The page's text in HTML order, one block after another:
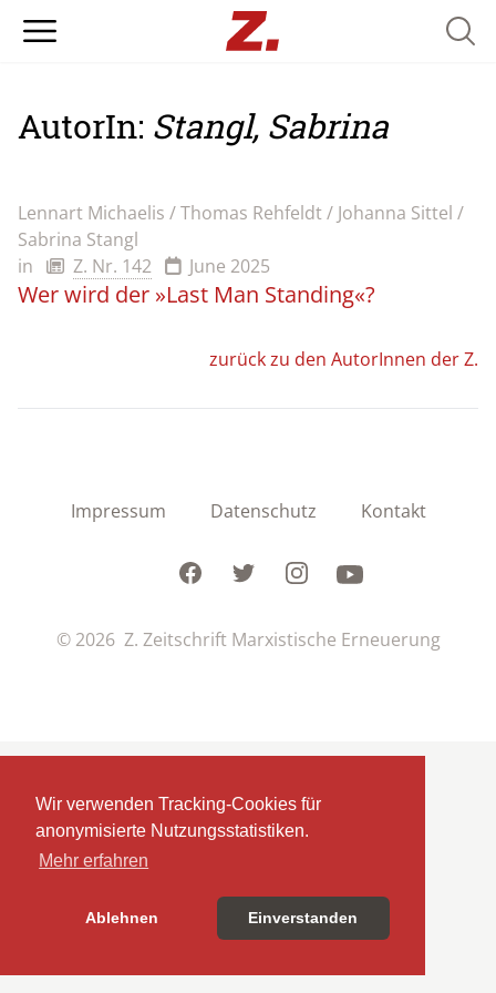
Wir verwenden Tracking-Cookies für
anonymisierte Nutzungsstatistiken.
Mehr erfahren
Ablehnen Einverstanden
AutorIn: Stangl, Sabrina
Lennart Michaelis / Thomas Rehfeldt / Johanna Sittel /
Sabrina Stangl
in
Z. Nr. 142 June 2025
Wer wird der »Last Man Standing«?
zurück zu den AutorInnen der Z.
Impressum Datenschutz Kontakt
FacebookTwitterInstagramYoutube
© 2026 Z. Zeitschrift Marxistische Erneuerung